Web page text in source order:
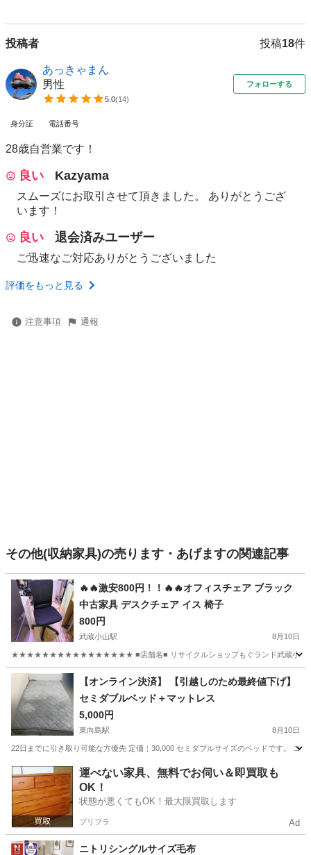
投稿者 投稿18件
あっきゃまん
男性
5.0(14)
フォローする
身分証 電話番号
28歳自営業です！
良い Kazyama
スムーズにお取引させて頂きました。 ありがとうござ
います！
良い 退会済みユーザー
ご迅速なご対応ありがとうございました
評価をもっと見る
注意事項 通報
その他(収納家具)の売ります・あげますの関連記事
🔥🔥激安800円！！🔥🔥オフィスチェア ブラック
中古家具 デスクチェア イス 椅子
800円
武蔵小山駅 8月10日
★★★★★★★★★★★★★★★★ ■店舗名■ リサイクルショップもぐランド武蔵小山店 ※も
東京 品川区 武蔵小山駅 椅子 実店舗
【オンライン決済】 【引越しのため最終値下げ】
セミダブルベッド＋マットレス
5,000円
東向島駅 8月10日
22日までに引き取り可能な方優先 定価￤30,000 セミダブルサイズのベッドです。 コ
東京 墨田区 東向島駅 ベッド
運べない家具、無料でお伺い＆即買取も
OK！
状態が悪くてもOK！最大限買取します
プリフラ Ad
ニトリシングルサイズ毛布